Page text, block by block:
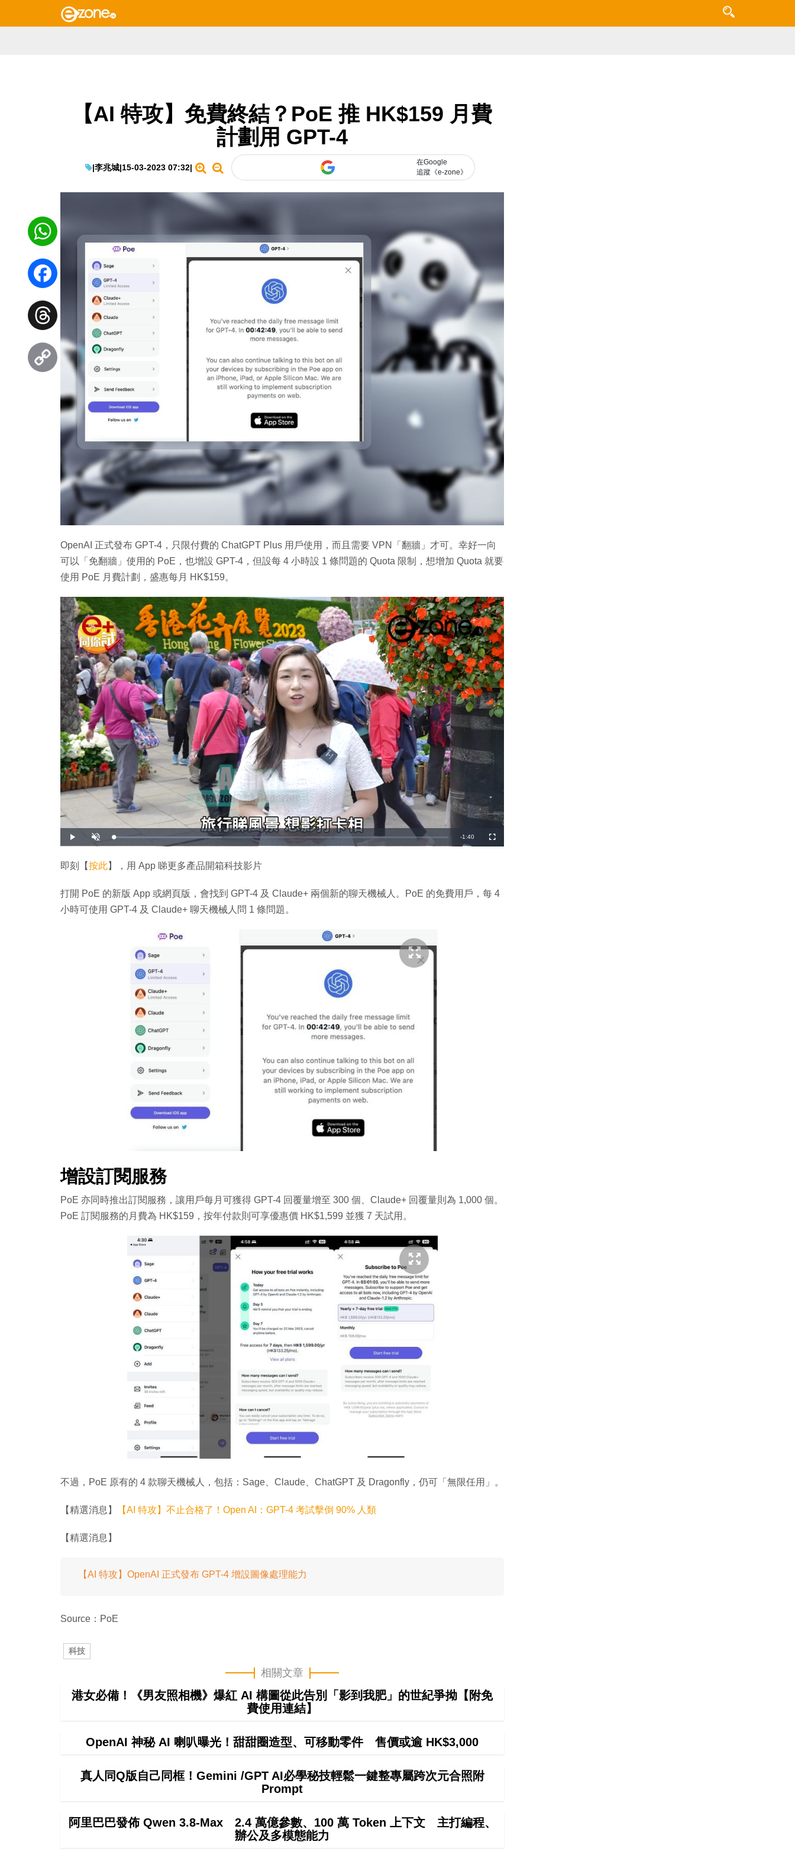
【AI 特攻】免費終結？PoE 推 HK$159 月費
計劃用 GPT-4
|李兆城|15-03-2023 07:32|
在Google
追蹤《e-zone》
OpenAI 正式發布 GPT-4，只限付費的 ChatGPT Plus 用戶使用，而且需要 VPN「翻牆」才可。幸好一向
可以「免翻牆」使用的 PoE，也增設 GPT-4，但設每 4 小時設 1 條問題的 Quota 限制，想增加 Quota 就要
使用 PoE 月費計劃，盛惠每月 HK$159。
播
放
開
啟
載
入
:
3
0
%
剩
間
-1:40
全
螢
即刻【按此】，用 App 睇更多產品開箱科技影片
打開 PoE 的新版 App 或網頁版，會找到 GPT-4 及 Claude+ 兩個新的聊天機械人。PoE 的免費用戶，每 4
小時可使用 GPT-4 及 Claude+ 聊天機械人問 1 條問題。
增設訂閱服務
PoE 亦同時推出訂閱服務，讓用戶每月可獲得 GPT-4 回覆量增至 300 個、Claude+ 回覆量則為 1,000 個。
PoE 訂閱服務的月費為 HK$159，按年付款則可享優惠價 HK$1,599 並獲 7 天試用。
不過，PoE 原有的 4 款聊天機械人，包括：Sage、Claude、ChatGPT 及 Dragonfly，仍可「無限任用」。
【精選消息】 【AI 特攻】不止合格了！Open AI：GPT-4 考試擊倒 90% 人類
【精選消息】
【AI 特攻】OpenAI 正式發布 GPT-4 增設圖像處理能力
Source：PoE
科技
相關文章
港女必備！《男友照相機》爆紅 AI 構圖從此告別「影到我肥」的世紀爭拗【附免
費使用連結】
OpenAI 神秘 AI 喇叭曝光！甜甜圈造型、可移動零件 售價或逾 HK$3,000
真人同Q版自己同框！Gemini /GPT AI必學秘技輕鬆一鍵整專屬跨次元合照附
Prompt
阿里巴巴發佈 Qwen 3.8-Max 2.4 萬億參數、100 萬 Token 上下文 主打編程、
辦公及多模態能力
WhatsApp
Facebook
Threads
Link